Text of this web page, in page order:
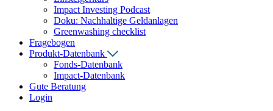
Impact Investing Podcast
Doku: Nachhaltige Geldanlagen
Greenwashing checklist
Fragebogen
Produkt-Datenbank
Fonds-Datenbank
Impact-Datenbank
Gute Beratung
Login